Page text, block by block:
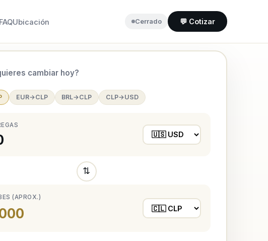
FAQUbicación Cerrado 💬 Cotizar
cambiar hoy?
EUR→CLP BRL→CLP CLP→USD
⇅
(APROX.)